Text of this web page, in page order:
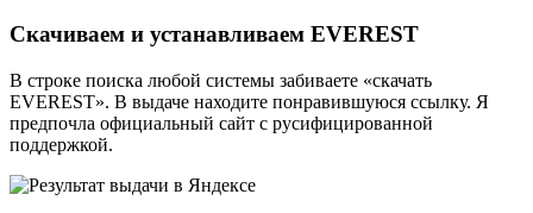
Скачиваем и устанавливаем EVEREST
В строке поиска любой системы забиваете «скачать
EVEREST». В выдаче находите понравившуюся ссылку. Я
предпочла официальный сайт с русифицированной
поддержкой.